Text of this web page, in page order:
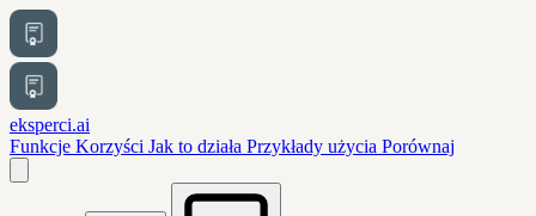
eksperci.ai
Funkcje Korzyści Jak to działa Przykłady użycia Porównaj